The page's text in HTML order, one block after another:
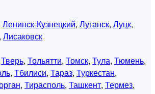
Ленинск-Кузнецкий, Луганск, Луцк,
, Лисаковск
Тверь, Тольятти, Томск, Тула, Тюмень,
, Тбилиси, Тараз, Туркестан,
, Тирасполь, Ташкент, Термез,